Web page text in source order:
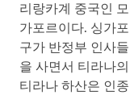
리랑카계 중국인
가포르이다. 싱가
구가 반정부 인사
을 사면서 티라나
티라나 하산은 인